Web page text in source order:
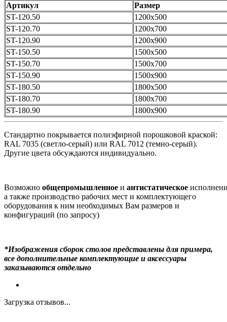
Артикул
Размер
ST-120.50
1200х500
ST-120.70
1200х700
ST-120.90
1200х900
ST-150.50
1500х500
ST-150.70
1500х700
ST-150.90
1500х900
ST-180.50
1800х500
ST-180.70
1800х700
ST-180.90
1800х900
Стандартно покрывается полиэфирной порошковой краской:
RAL 7035 (светло-серый) или RAL 7012 (темно-серый).
Другие цвета обсуждаются индивидуально.
Возможно общепромышленное и антистатическое
а также производство рабочих мест и комплектующего
оборудования к ним необходимых Вам размеров и
конфигураций (по запросу)
*Изображения сборок столов представлены для примера,
все дополнительные комплектующие и аксессуары
заказываются отдельно
Загрузка отзывов...